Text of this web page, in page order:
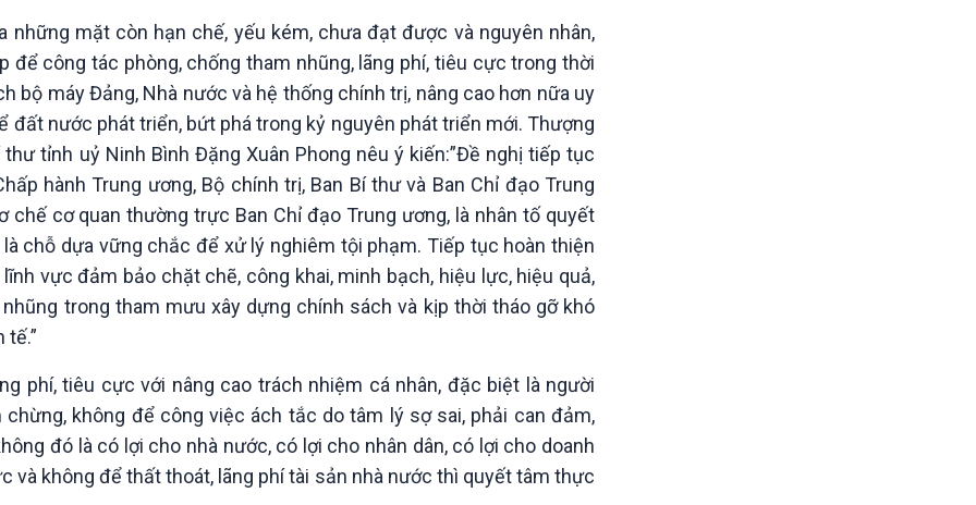
mặt còn hạn chế, yếu kém, chưa đạt được và nguyên nhân,
công tác phòng, chống tham nhũng, lãng phí, tiêu cực trong thời
bộ máy Đảng, Nhà nước và hệ thống chính trị, nâng cao hơn nữa uy
nước phát triển, bứt phá trong kỷ nguyên phát triển mới. Thượng
tỉnh uỷ Ninh Bình Đặng Xuân Phong nêu ý kiến:”Đề nghị tiếp tục
hành Trung ương, Bộ chính trị, Ban Bí thư và Ban Chỉ đạo Trung
cơ quan thường trực Ban Chỉ đạo Trung ương, là nhân tố quyết
chỗ dựa vững chắc để xử lý nghiêm tội phạm. Tiếp tục hoàn thiện
vực đảm bảo chặt chẽ, công khai, minh bạch, hiệu lực, hiệu quả,
trong tham mưu xây dựng chính sách và kịp thời tháo gỡ khó
phí, tiêu cực với nâng cao trách nhiệm cá nhân, đặc biệt là người
không để công việc ách tắc do tâm lý sợ sai, phải can đảm,
đó là có lợi cho nhà nước, có lợi cho nhân dân, có lợi cho doanh
và không để thất thoát, lãng phí tài sản nhà nước thì quyết tâm thực